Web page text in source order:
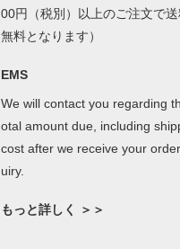
00円（税別）以上のご注文で
無料となります）
EMS
We will contact you regarding
otal amount due, including
cost after we receive your
uiry.
もっと詳しく ＞＞